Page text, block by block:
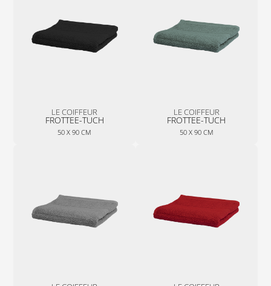
LE COIFFEUR
FROTTEE-TUCH
50 X 90 CM
LE COIFFEUR
FROTTEE-TUCH
50 X 90 CM